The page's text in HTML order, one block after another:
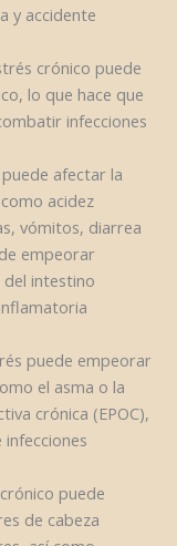
y accidente
crónico puede
lo que hace que
infecciones
afectar la
acidez
vómitos, diarrea
empeorar
intestino
puede empeorar
el asma o la
crónica (EPOC),
puede
de cabeza